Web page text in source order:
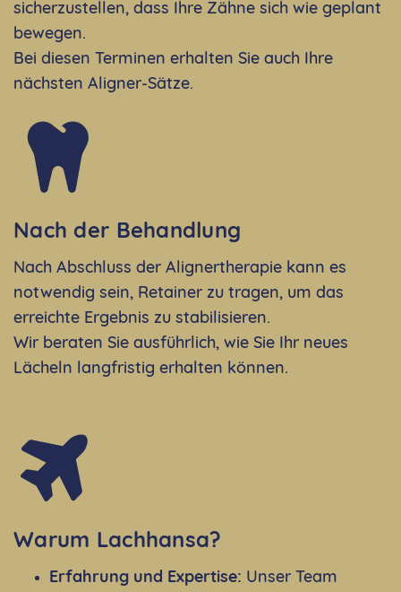
sicherzustellen, dass Ihre Zähne sich wie geplant
bewegen.
Bei diesen Terminen erhalten Sie auch Ihre
nächsten Aligner-Sätze.
Nach der Behandlung
Nach Abschluss der Alignertherapie kann es
notwendig sein, Retainer zu tragen, um das
erreichte Ergebnis zu stabilisieren.
Wir beraten Sie ausführlich, wie Sie Ihr neues
Lächeln langfristig erhalten können.
Warum Lachhansa?
Erfahrung und Expertise: Unser Team